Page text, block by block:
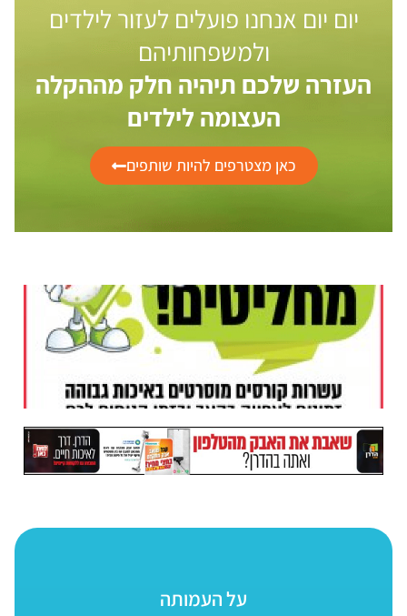
יום יום אנחנו פועלים לעזור לילדים
ולמשפחותיהם
העזרה שלכם תיהיה חלק מההקלה
העצומה לילדים
כאן מצטרפים להיות שותפים
על העמותה